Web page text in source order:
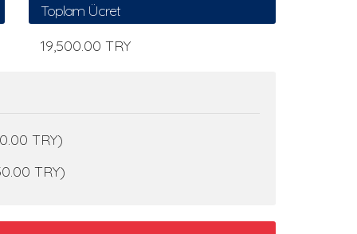
Toplam Ücret
19,500.00 TRY
TRY)
TRY)